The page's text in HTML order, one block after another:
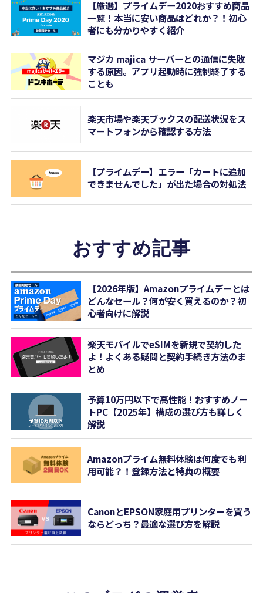
【厳選】プライムデー2020おすすめ商品
一覧！本当に安い商品はどれか？！初心
者にも分かりやすく紹介
マジカ majica サーバーとの通信に失敗
する原因。アプリ起動時に強制終了する
ことも
楽天市場や楽天ブックスの配送状況をス
マートフォンから確認する方法
【プライムデー】エラー「カートに追加
できませんでした」が出た場合の対処法
おすすめ記事
【2026年版】Amazonプライムデーとは
どんなセール？何が安く買えるのか？初
心者向けに解説
楽天モバイルでeSIMを新規で契約した
よ！よくある疑問と契約手続き方法のま
とめ
予算10万円以下で高性能！おすすめノー
トPC【2025年】構成の選び方も詳しく
解説
Amazonプライム無料体験は何度でも利
用可能？！登録方法と特典の概要
CanonとEPSON家庭用プリンターを買う
ならどっち？最適な選び方を解説